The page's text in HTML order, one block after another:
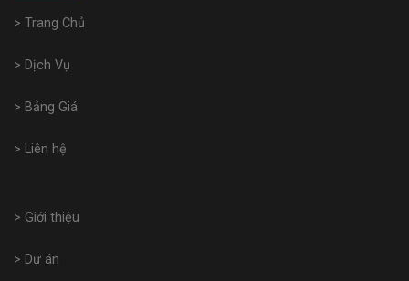
> Trang Chủ
> Dịch Vụ
> Bảng Giá
> Liên hệ
> Giới thiệu
> Dự án